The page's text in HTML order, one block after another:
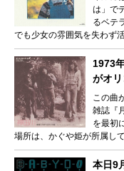
は」で
るベテ
でも少女の雰囲気を失わず
1973
がオ
この曲
雑誌『
を最初
場所は、かぐや姫が所属し
本日9